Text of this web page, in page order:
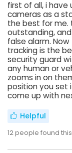
first of all, i
cameras as a
the best for me.
outstanding,
false alarm.
tracking is the
security guard
any human or
zooms in on
position you set
come up with
Helpful
12people found